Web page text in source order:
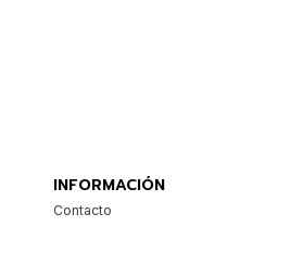
INFORMACIÓN
Contacto